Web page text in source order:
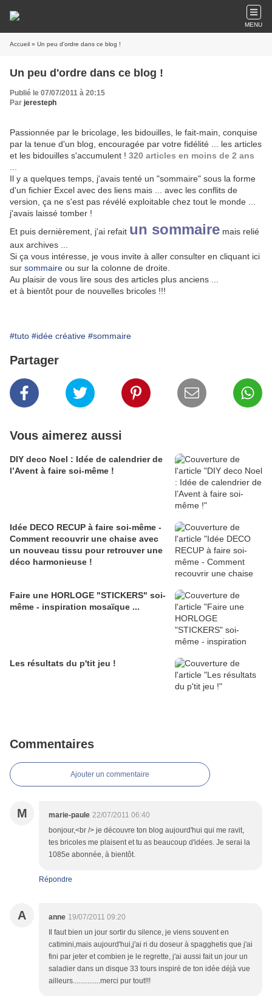
MENU
Accueil » Un peu d'ordre dans ce blog !
Un peu d'ordre dans ce blog !
Publié le 07/07/2011 à 20:15
Par jeresteph
Passionnée par le bricolage, les bidouilles, le fait-main, conquise
par la tenue d'un blog, encouragée par votre fidélité ... les articles
et les bidouilles s'accumulent ! 320 articles en moins de 2 ans
Il y a quelques temps, j'avais tenté un "sommaire" sous la forme
d'un fichier Excel avec des liens mais ... avec les conflits de
version, ça ne s'est pas révélé exploitable chez tout le monde ...
j'avais laissé tomber !
Et puis dernièrement, j'ai refait un sommaire mais relié
aux archives ...
Si ça vous intéresse, je vous invite à aller consulter en cliquant ici
sur sommaire ou sur la colonne de droite.
Au plaisir de vous lire sous des articles plus anciens ...
et à bientôt pour de nouvelles bricoles !!!
#tuto #idée créative #sommaire
Partager
Vous aimerez aussi
DIY deco Noel : Idée de calendrier de
l’Avent à faire soi-même !
Idée DECO RECUP à faire soi-même -
Comment recouvrir une chaise avec
un nouveau tissu pour retrouver une
déco harmonieuse !
Faire une HORLOGE "STICKERS" soi-
même - inspiration mosaïque ...
Les résultats du p'tit jeu !
Commentaires
Ajouter un commentaire
M marie-paule 22/07/2011 06:40
bonjour,<br /> je découvre ton blog aujourd'hui qui me ravit,
tes bricoles me plaisent et tu as beaucoup d'idées. Je serai la
1085e abonnée, à bientôt.
Répondre
A anne 19/07/2011 09:20
Il faut bien un jour sortir du silence, je viens souvent en
catimini,mais aujourd'hui,j'ai ri du doseur à spagghetis que j'ai
fini par jeter et combien je le regrette, j'ai aussi fait un jour un
saladier dans un disque 33 tours inspiré de ton idée déjà vue
ailleurs...............merci pur tout!!!